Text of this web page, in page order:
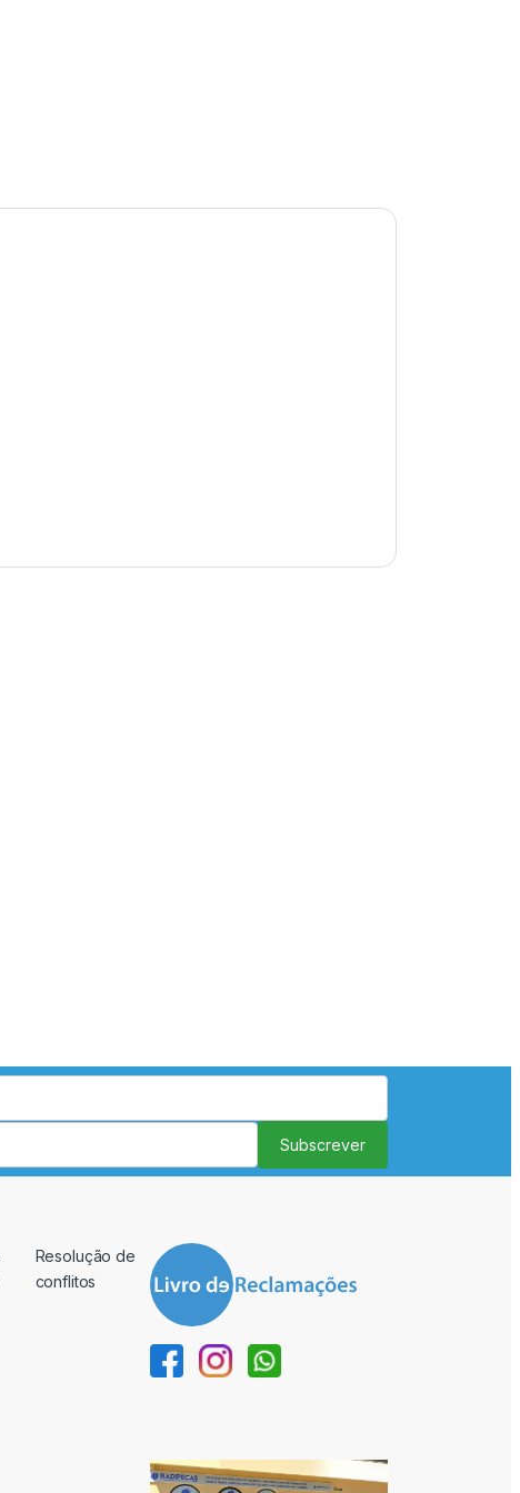
Subscrever
Resolução de
conflitos